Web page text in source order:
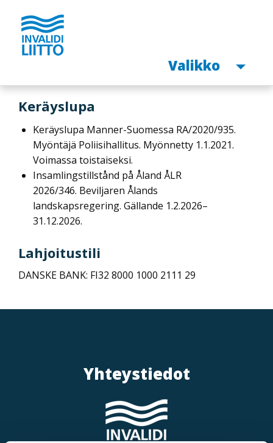
Hyppää
pääsisältöön
Avaa
Valikko
Keräyslupa
Keräyslupa Manner-Suomessa RA/2020/935.
Myöntäjä Poliisihallitus. Myönnetty 1.1.2021.
Voimassa toistaiseksi.
Insamlingstillstånd på Åland ÅLR
2026/346. Beviljaren Ålands
landskapsregering. Gällande 1.2.2026–
31.12.2026.
Lahjoitustili
DANSKE BANK: FI32 8000 1000 2111 29
Yhteystiedot